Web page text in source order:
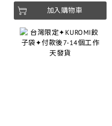
加入購物車